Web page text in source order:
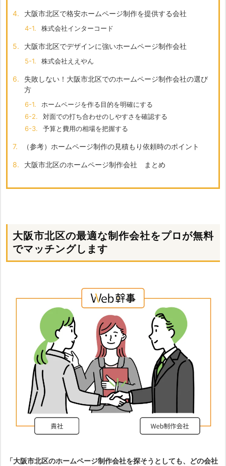
4. 大阪市北区で格安ホームページ制作を提供する会社
4-1. 株式会社インターコード
5. 大阪市北区でデザインに強いホームページ制作会社
5-1. 株式会社ええやん
6.
失敗しない！大阪市北区でのホームページ制作会社の選び
方
6-1.
ホームページを作る目的を明確にする
6-2.
対面での打ち合わせのしやすさを確認する
6-3.
予算と費用の相場を把握する
7. （参考）ホームページ制作の見積もり依頼時のポイント
8. 大阪市北区のホームページ制作会社 まとめ
大阪市北区の最適な制作会社をプロが無料
でマッチングします
「大阪市北区のホームページ制作会社を探そうとしても、どの会社